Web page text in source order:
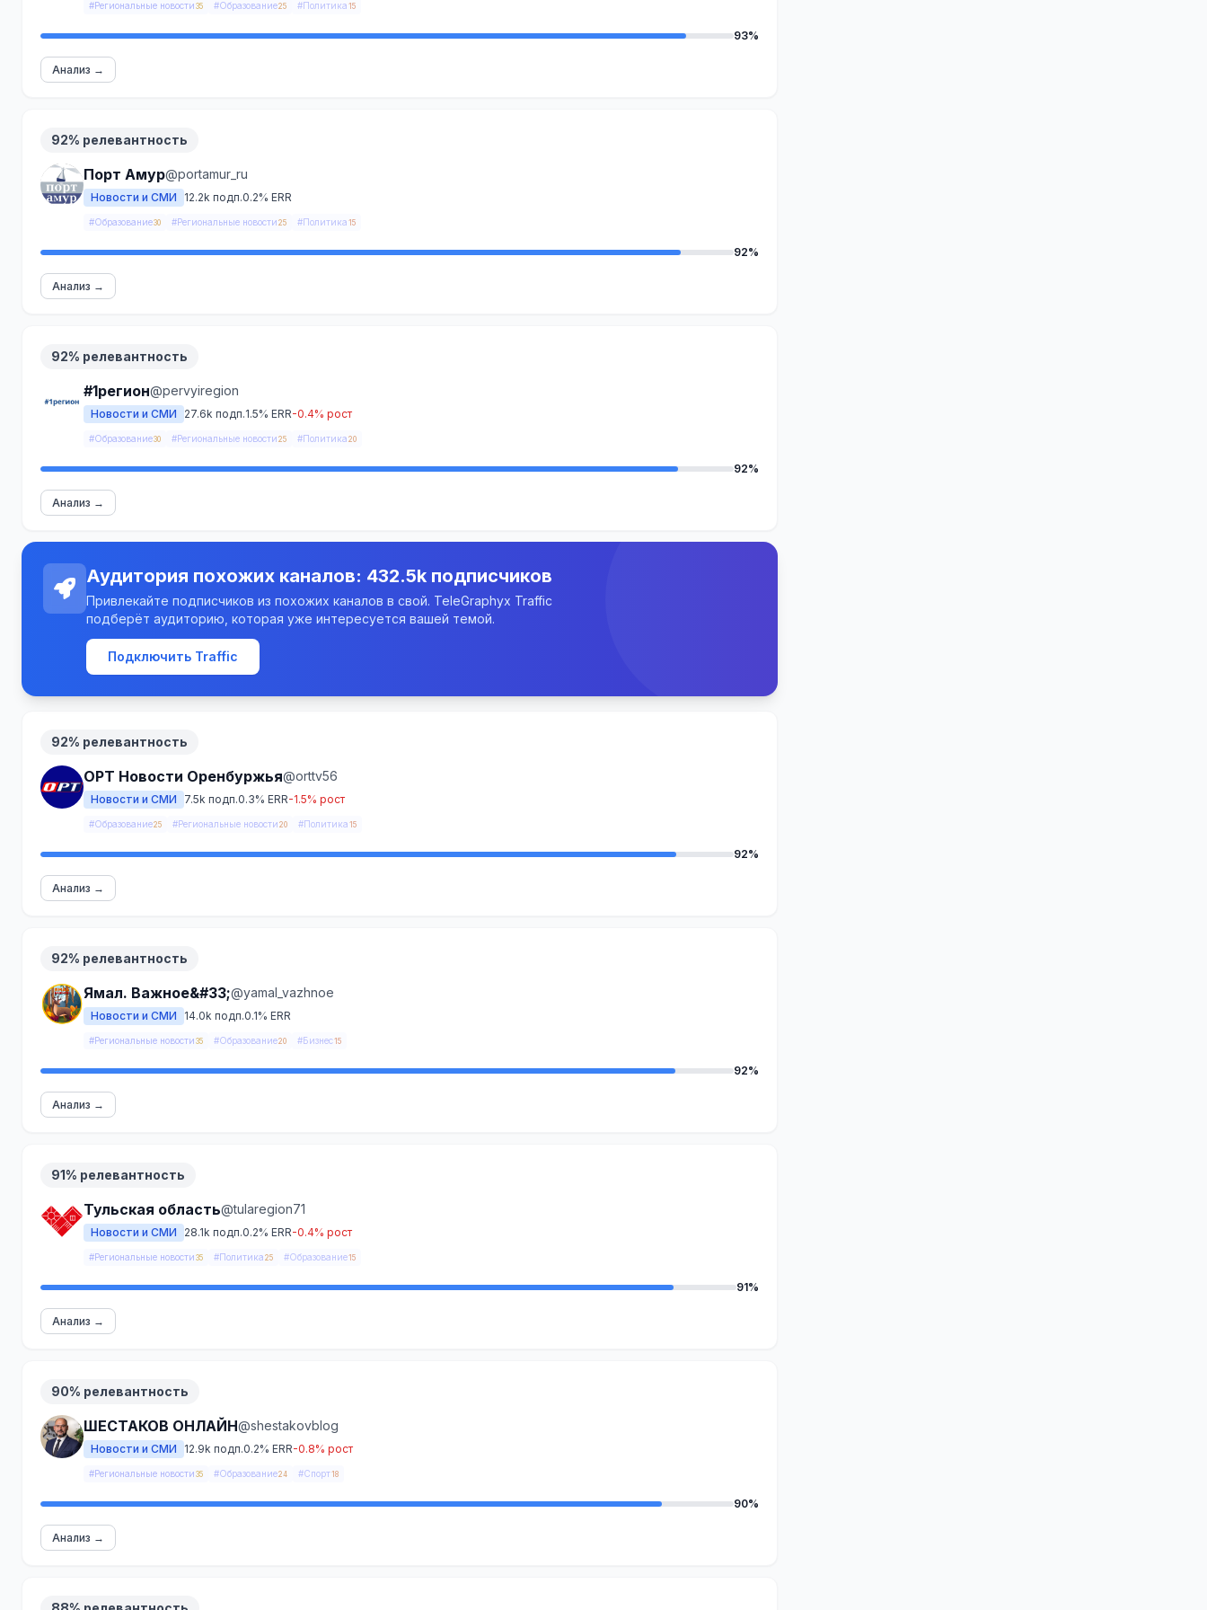
#Региональные новости 35 #Образование25 #Политика 15
93%
Анализ →
92% релевантность
Порт Амур@portamur_ru
Новости и СМИ 12.2k подп.0.2% ERR
#Образование30 #Региональные новости 25 #Политика 15
92%
Анализ →
92% релевантность
#1регион@pervyiregion
Новости и СМИ 27.6k подп.1.5% ERR-0.4% рост
#Образование30 #Региональные новости 25 #Политика 20
92%
Анализ →
Аудитория похожих каналов: 432.5k подписчиков
Привлекайте подписчиков из похожих каналов в свой. TeleGraphyx Traffic
подберёт аудиторию, которая уже интересуется вашей темой.
Подключить Traffic
92% релевантность
ОРТ Новости Оренбуржья@orttv56
Новости и СМИ 7.5k подп.0.3% ERR-1.5% рост
#Образование25 #Региональные новости 20 #Политика 15
92%
Анализ →
92% релевантность
Ямал. Важное&#33;@yamal_vazhnoe
Новости и СМИ 14.0k подп.0.1% ERR
#Региональные новости 35 #Образование20 #Бизнес15
92%
Анализ →
91% релевантность
Тульская область@tularegion71
Новости и СМИ 28.1k подп.0.2% ERR-0.4% рост
#Региональные новости 35 #Политика 25 #Образование15
91%
Анализ →
90% релевантность
ШЕСТАКОВ ОНЛАЙН@shestakovblog
Новости и СМИ 12.9k подп.0.2% ERR-0.8% рост
#Региональные новости 35 #Образование24 #Спорт18
90%
Анализ →